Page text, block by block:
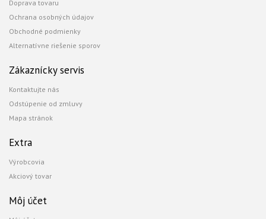
Doprava tovaru
Ochrana osobných údajov
Obchodné podmienky
Alternatívne riešenie sporov
Zákaznícky servis
Kontaktujte nás
Odstúpenie od zmluvy
Mapa stránok
Extra
Výrobcovia
Akciový tovar
Môj účet